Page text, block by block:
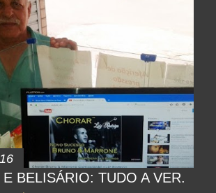
E BELISÁRIO: TUDO A VER.